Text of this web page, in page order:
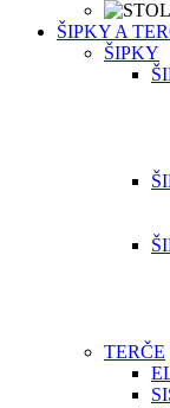
ŠIPKY A
ŠIPKY
TERČE